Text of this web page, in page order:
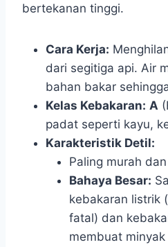
bertekanan tinggi.
Cara Kerja:
dari segitiga api. Air
bahan bakar
Kelas Kebakaran: A
padat seperti kayu,
Karakteristik Detil:
Paling murah
Bahaya Besar:
kebakaran listrik
fatal) dan
membuat